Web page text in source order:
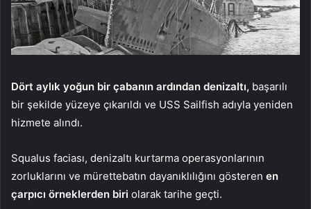
Dört aylık yoğun bir çabanın ardından denizaltı, başarılı
bir şekilde yüzeye çıkarıldı ve USS Sailfish adıyla yeniden
hizmete alındı.
Squalus faciası, denizaltı kurtarma operasyonlarının
zorluklarını ve mürettebatın dayanıklılığını gösteren en
çarpıcı örneklerden biri olarak tarihe geçti.